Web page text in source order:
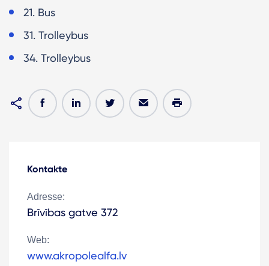
21. Bus
31. Trolleybus
34. Trolleybus
Kontakte
Adresse:
Brīvības gatve 372
Web:
www.akropolealfa.lv